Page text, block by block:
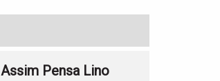
Assim Pensa Lino